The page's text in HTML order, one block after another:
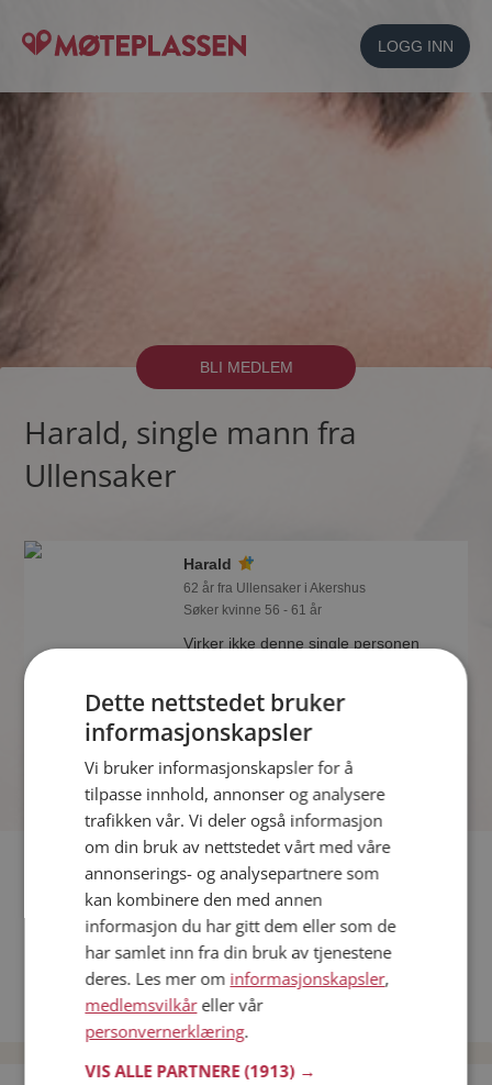
LOGG INN
BLI MEDLEM
Harald, single mann fra
Ullensaker
Harald
62 år fra Ullensaker i Akershus
Søker kvinne 56 - 61 år
Virker ikke denne single personen
finne ut alt om Harald.
Fler single
Flere singlemenn fra Ullensaker:Njål, Terje ,Rune Bakken
Kvinner fra Ullensaker
Date kvinner i Norge
Date menn i Norge
Dette nettstedet bruker
informasjonskapsler
Vi bruker informasjonskapsler for å
tilpasse innhold, annonser og analysere
trafikken vår. Vi deler også informasjon
om din bruk av nettstedet vårt med våre
annonserings- og analysepartnere som
kan kombinere den med annen
informasjon du har gitt dem eller som de
har samlet inn fra din bruk av tjenestene
deres. Les mer om informasjonskapsler,
medlemsvilkåreller vår
personvernerklæring.
VIS ALLE PARTNERE(1913) →